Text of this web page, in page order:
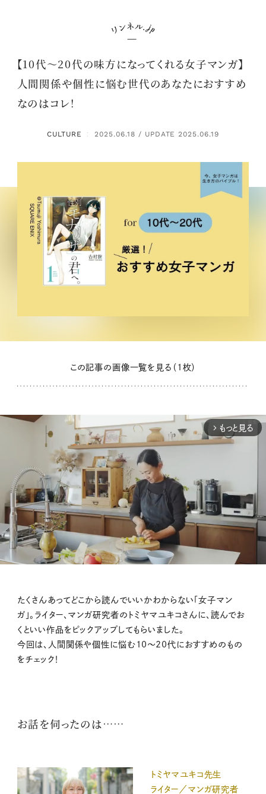
【10代～20代の味方になってくれる女子マンガ】
人間関係や個性に悩む世代のあなたにおすすめ
なのはコレ！
CULTURE ： 2025.06.18 / UPDATE 2025.06.19
この記事の画像一覧を見る（1枚）
arrow_forward_ios もっと見る
M
t
たくさんあってどこから読んでいいかわからない「女子マン
ガ」。ライター、マンガ研究者のトミヤマユキコさんに、読んでお
くといい作品をピックアップしてもらいました。
今回は、人間関係や個性に悩む10～20代におすすめのもの
をチェック！
お話を伺ったのは……
トミヤマユキコ先生
ライター／マンガ研究者